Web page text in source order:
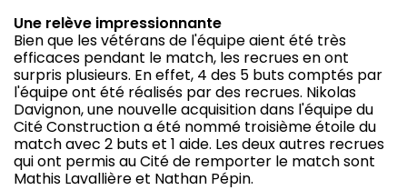
Une relève impressionnante
Bien que les vétérans de l'équipe aient été très
efficaces pendant le match, les recrues en ont
surpris plusieurs. En effet, 4 des 5 buts comptés par
l'équipe ont été réalisés par des recrues. Nikolas
Davignon, une nouvelle acquisition dans l'équipe du
Cité Construction a été nommé troisième étoile du
match avec 2 buts et 1 aide. Les deux autres recrues
qui ont permis au Cité de remporter le match sont
Mathis Lavallière et Nathan Pépin.